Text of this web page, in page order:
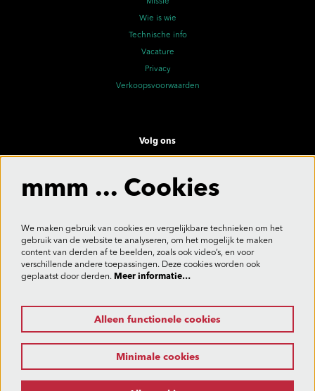
Wie is wie
Technische info
Vacature
Privacy
Verkoopsvoorwaarden
Volg ons
Aanmelden
Deze site wordt beschermd door reCAPTCHA, dataverwerking gebeurt in overeenstemming met de
mmm ... Cookies
We maken gebruik van cookies en vergelijkbare technieken om het
gebruik van de website te analyseren, om het mogelijk te maken
content van derden af te beelden, zoals ook video’s, en voor
verschillende andere toepassingen. Deze cookies worden ook
geplaatst door derden. Meer informatie…
Alleen functionele cookies
Minimale cookies